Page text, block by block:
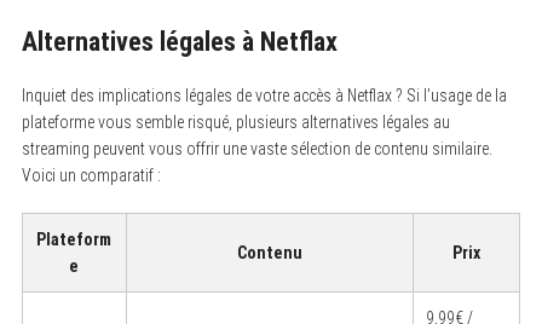
Alternatives légales à Netflax
Inquiet des implications légales de votre accès à Netflax ? Si l’usage de la
plateforme vous semble risqué, plusieurs alternatives légales au
streaming peuvent vous offrir une vaste sélection de contenu similaire.
Voici un comparatif :
Plateform
e
Contenu Prix
9,99€ /
: